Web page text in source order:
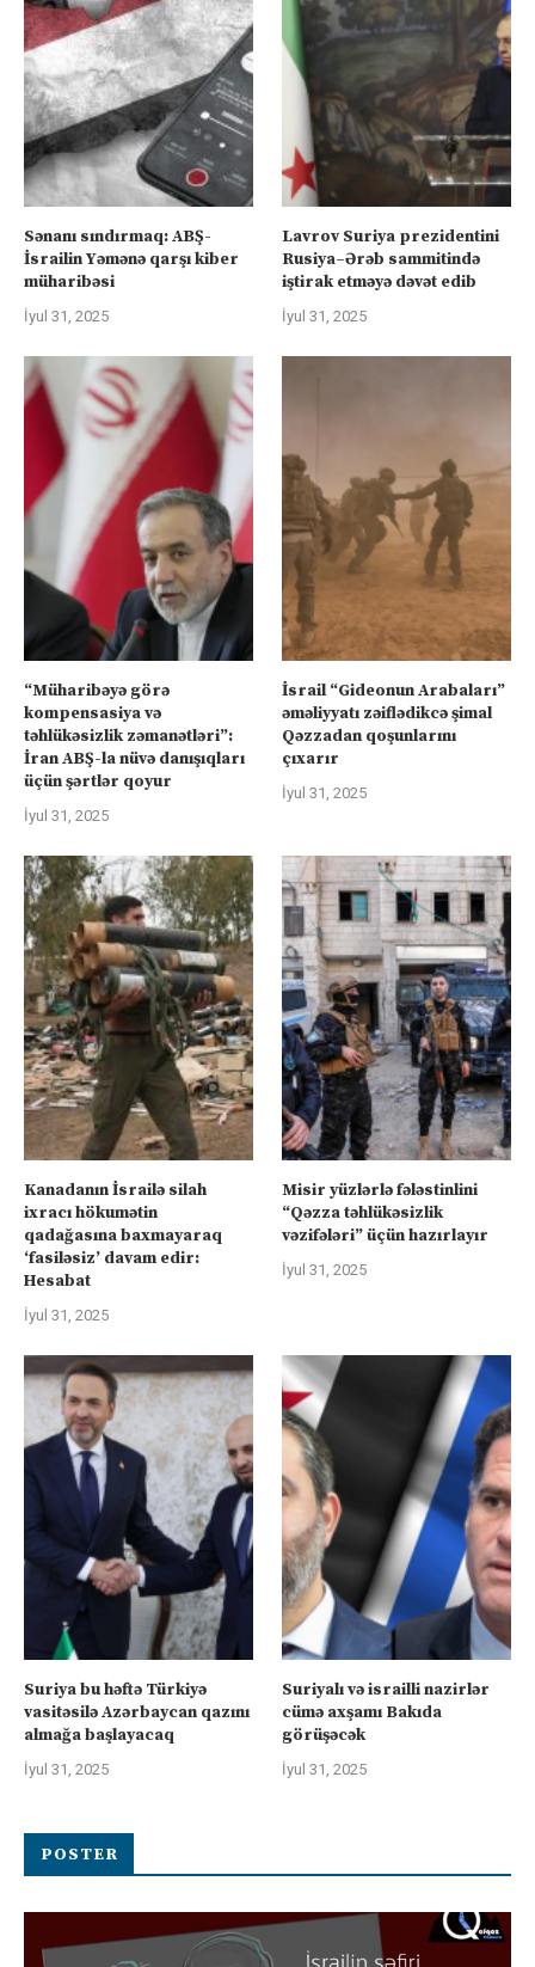
Sənanı sındırmaq: ABŞ-
İsrailin Yəmənə qarşı kiber
müharibəsi
İyul 31, 2025
Lavrov Suriya prezidentini
Rusiya–Ərəb sammitində
iştirak etməyə dəvət edib
İyul 31, 2025
“Müharibəyə görə
kompensasiya və
təhlükəsizlik zəmanətləri”:
İran ABŞ-la nüvə danışıqları
üçün şərtlər qoyur
İyul 31, 2025
İsrail “Gideonun Arabaları”
əməliyyatı zəiflədikcə şimal
Qəzzadan qoşunlarını
çıxarır
İyul 31, 2025
Kanadanın İsrailə silah
ixracı hökumətin
qadağasına baxmayaraq
‘fasiləsiz’ davam edir:
Hesabat
İyul 31, 2025
Misir yüzlərlə fələstinlini
“Qəzza təhlükəsizlik
vəzifələri” üçün hazırlayır
İyul 31, 2025
Suriya bu həftə Türkiyə
vasitəsilə Azərbaycan qazını
almağa başlayacaq
İyul 31, 2025
Suriyalı və israilli nazirlər
cümə axşamı Bakıda
görüşəcək
İyul 31, 2025
POSTER